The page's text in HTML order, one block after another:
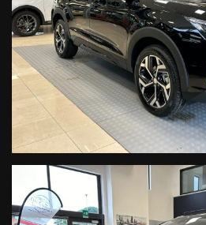
- Il trasferimento di proprietà è sempre
- Possibilità di far visionare
fiducia.
Venite a trovarci, troveremo l'offerta